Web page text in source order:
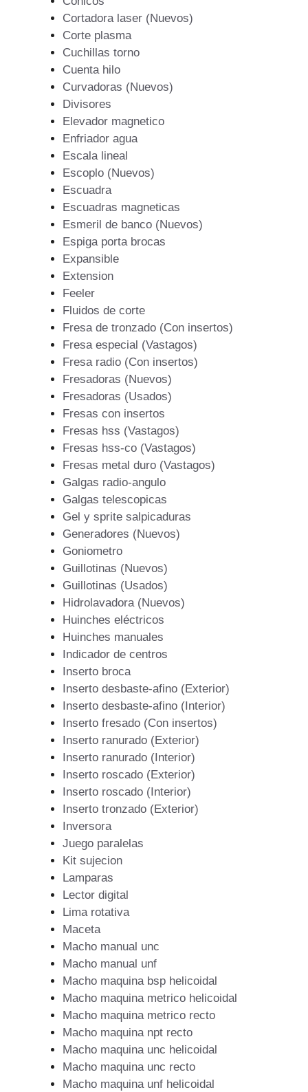
Cortadora laser (Nuevos)
Corte plasma
Cuchillas torno
Cuenta hilo
Curvadoras (Nuevos)
Divisores
Elevador magnetico
Enfriador agua
Escala lineal
Escoplo (Nuevos)
Escuadra
Escuadras magneticas
Esmeril de banco (Nuevos)
Espiga porta brocas
Expansible
Extension
Feeler
Fluidos de corte
Fresa de tronzado (Con insertos)
Fresa especial (Vastagos)
Fresa radio (Con insertos)
Fresadoras (Nuevos)
Fresadoras (Usados)
Fresas con insertos
Fresas hss (Vastagos)
Fresas hss-co (Vastagos)
Fresas metal duro (Vastagos)
Galgas radio-angulo
Galgas telescopicas
Gel y sprite salpicaduras
Generadores (Nuevos)
Goniometro
Guillotinas (Nuevos)
Guillotinas (Usados)
Hidrolavadora (Nuevos)
Huinches eléctricos
Huinches manuales
Indicador de centros
Inserto broca
Inserto desbaste-afino (Exterior)
Inserto desbaste-afino (Interior)
Inserto fresado (Con insertos)
Inserto ranurado (Exterior)
Inserto ranurado (Interior)
Inserto roscado (Exterior)
Inserto roscado (Interior)
Inserto tronzado (Exterior)
Inversora
Juego paralelas
Kit sujecion
Lamparas
Lector digital
Lima rotativa
Maceta
Macho manual unc
Macho manual unf
Macho maquina bsp helicoidal
Macho maquina metrico helicoidal
Macho maquina metrico recto
Macho maquina npt recto
Macho maquina unc helicoidal
Macho maquina unc recto
Macho maquina unf helicoidal